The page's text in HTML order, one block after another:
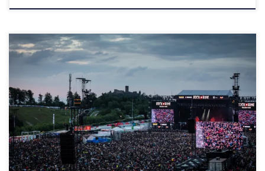
Was ist eine Delay-Line und wann brauche ich eine?